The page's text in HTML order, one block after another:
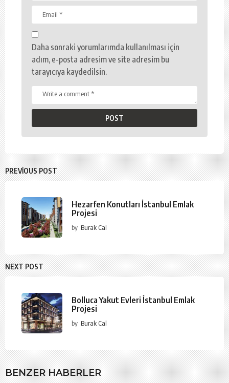
Daha sonraki yorumlarımda kullanılması için
adım, e-posta adresim ve site adresim bu
tarayıcıya kaydedilsin.
PREVIOUS POST
Hezarfen Konutları İstanbul Emlak
Projesi
by Burak Cal
NEXT POST
Bolluca Yakut Evleri İstanbul Emlak
Projesi
by Burak Cal
BENZER HABERLER